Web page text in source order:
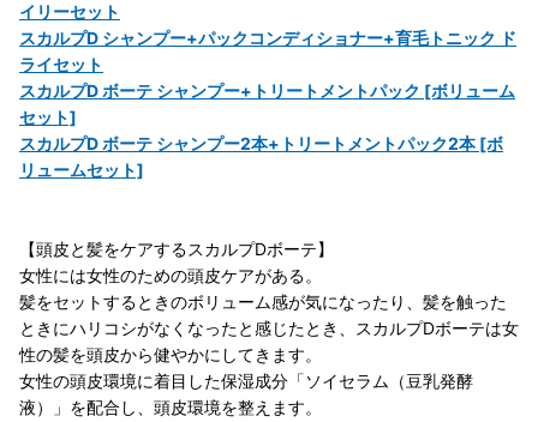
イリーセット
スカルプD シャンプー+パックコンディショナー+育毛トニック ド
ライセット
スカルプD ボーテ シャンプー+トリートメントパック [ボリューム
セット]
スカルプD ボーテ シャンプー2本+トリートメントパック2本 [ボ
リュームセット]
【頭皮と髪をケアするスカルプDボーテ】
女性には女性のための頭皮ケアがある。
髪をセットするときのボリューム感が気になったり、髪を触った
ときにハリコシがなくなったと感じたとき、スカルプDボーテは女
性の髪を頭皮から健やかにしてきます。
女性の頭皮環境に着目した保湿成分「ソイセラム（豆乳発酵
液）」を配合し、頭皮環境を整えます。